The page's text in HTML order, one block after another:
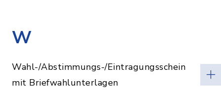
W
Wahl-/Abstimmungs-/Eintragungsschein
mit Briefwahlunterlagen